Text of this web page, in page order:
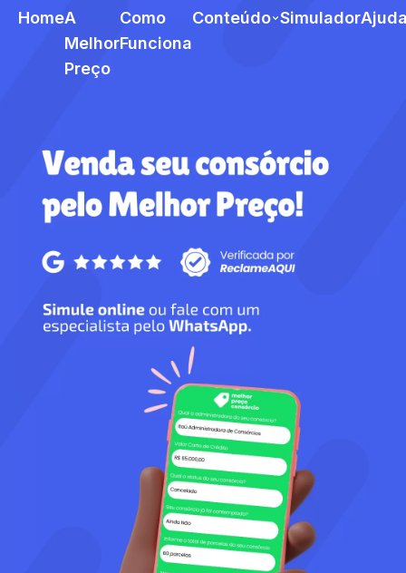
HomeA
Melhor
Preço
Como
Funciona
Conteúdo Simulador